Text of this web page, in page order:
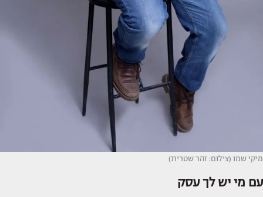
מיקי שמו (צילום: זהר שטרית)
עם מי יש לך עסק